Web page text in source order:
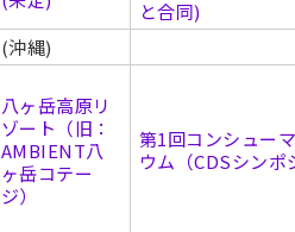
と合同)
(沖縄)
八ヶ岳高原リ
ゾート（旧：
AMBIENT八
ヶ岳コテー
ジ）
第1回コンシュー
ウム（CDSシンポ